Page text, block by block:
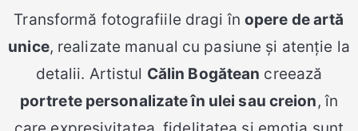
Transformă fotografiile dragi înopere de artă
unice, realizate manual cu pasiune și atenție la
detalii. Artistul Călin Bogătean creează
portrete personalizate în ulei sau creion, în